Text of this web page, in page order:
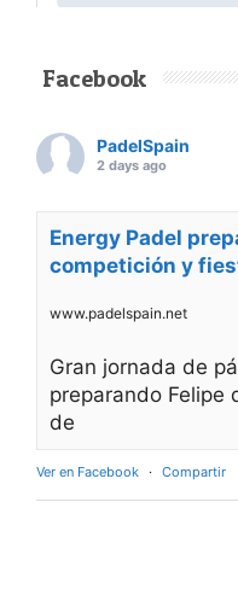
Facebook
PadelSpain
2 days ago
Energy Padel
competición y
www.padelspain.net
Gran jornada de
preparando Felipe
de
Ver en Facebook · Compartir